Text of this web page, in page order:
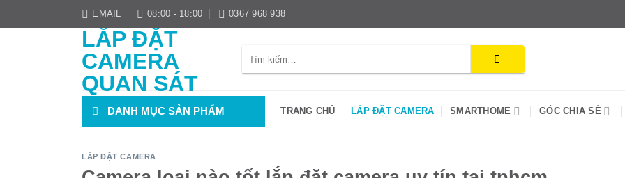
qua
EMAIL 08:00 - 18:00 0367 968 938
LẮP ĐẶT
CAMERA
QUAN SÁT
kiếm:
DANH MỤC SẢN PHẨM TRANG CHỦ LẮP ĐẶT CAMERA SMARTHOME GÓC CHIA SẺ
LẮP ĐẶT CAMERA